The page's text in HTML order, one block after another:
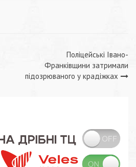
Поліцейські Івано-
Франківщини затримали
підозрюваного у крадіжках